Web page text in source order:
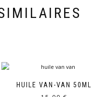
HUILE VAN-VAN 50ML